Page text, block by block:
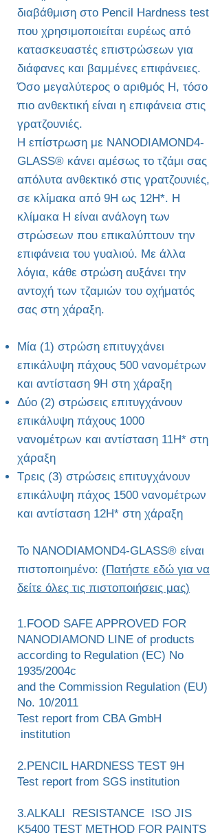
διαβάθμιση στο Pencil Hardness test
που χρησιμοποιείται ευρέως από
κατασκευαστές επιστρώσεων για
διάφανες και βαμμένες επιφάνειες.
Όσο μεγαλύτερος ο αριθμός H, τόσο
πιο ανθεκτική είναι η επιφάνεια στις
γρατζουνιές.
Η επίστρωση με NANODIAMOND4-
GLASS® κάνει αμέσως το τζάμι σας
απόλυτα ανθεκτικό στις γρατζουνιές,
σε κλίμακα από 9H ως 12H*. Η
κλίμακα H είναι ανάλογη των
στρώσεων που επικαλύπτουν την
επιφάνεια του γυαλιού. Με άλλα
λόγια, κάθε στρώση αυξάνει την
αντοχή των τζαμιών του οχήματός
σας στη χάραξη.​
Μία (1) στρώση επιτυγχάνει
επικάλυψη πάχους 500 νανομέτρων
και αντίσταση 9H στη χάραξη
Δύο (2) στρώσεις επιτυγχάνουν
επικάλυψη πάχους 1000
νανομέτρων και αντίσταση 11H* στη
χάραξη
Τρεις (3) στρώσεις επιτυγχάνουν
επικάλυψη πάχος 1500 νανομέτρων
και αντίσταση 12H* στη χάραξη
Το NANODIAMOND4-GLASS® είναι
πιστοποιημένο: (Πατήστε εδώ για να
δείτε όλες τις πιστοποιήσεις μας)
1.FOOD SAFE APPROVED FOR
NANODIAMOND LINE of products
according to Regulation (EC) Νο
1935/2004c
and the Commission Regulation (EU)
Νο. 10/2011
Test report from CBA GmbH
institution
2.PENCIL HARDNESS TEST 9H
Test report from SGS institution
3.ALKALI RESISTANCE ISO JIS
K5400 TEST METHOD FOR PAINTS